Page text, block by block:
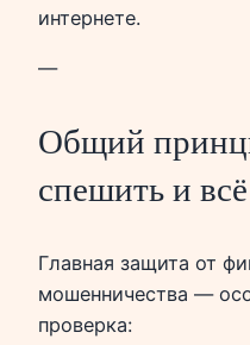
интернете.
—
Общий
спешить и
Главная защита от
мошенничества —
проверка: